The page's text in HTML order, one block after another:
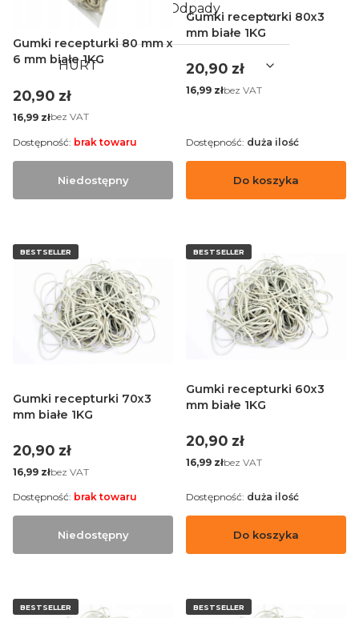
Worki na Śmieci i Odpady
Budowlane
HURT
Gumki recepturki 80 mm x
6 mm białe 1KG
Cena
20,90 zł
Cena
16,99 złbez VAT
Niedostępny
Dostępność: brak towaru
Gumki recepturki 80x3
mm białe 1KG
Cena
20,90 zł
Cena
16,99 złbez VAT
Do koszyka
Dostępność: duża ilość
BESTSELLER
Gumki recepturki 70x3
mm białe 1KG
Cena
20,90 zł
Cena
16,99 złbez VAT
Niedostępny
Dostępność: brak towaru
BESTSELLER
Gumki recepturki 60x3
mm białe 1KG
Cena
20,90 zł
Cena
16,99 złbez VAT
Do koszyka
Dostępność: duża ilość
BESTSELLER BESTSELLER